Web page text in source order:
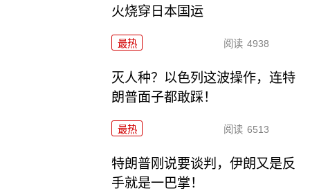
火烧穿日本国运
最热 阅读 4938
灭人种？以色列这波操作，连特
朗普面子都敢踩！
最热 阅读 6513
特朗普刚说要谈判，伊朗又是反
手就是一巴掌！